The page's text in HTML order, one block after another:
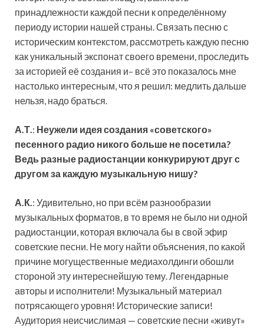
принадлежности каждой песни к определённому
периоду истории нашей страны. Связать песню с
историческим контекстом, рассмотреть каждую песню
как уникальный экспонат своего времени, проследить
за историей её создания и– всё это показалось мне
настолько интересным, что я решил: медлить дальше
нельзя, надо браться.
А.Т. : Неужели идея создания «советского»
песенного радио никого больше не посетила?
Ведь разные радиостанции конкурируют друг с
другом за каждую музыкальную нишу?
А.К. : Удивительно, но при всём разнообразии
музыкальных форматов, в то время не было ни одной
радиостанции, которая включала бы в свой эфир
советские песни. Не могу найти объяснения, по какой
причине могущественные медиахолдинги обошли
стороной эту интереснейшую тему. Легендарные
авторы и исполнители! Музыкальный материал
потрясающего уровня! Исторические записи!
Аудитория неисчислимая — советские песни «живут»